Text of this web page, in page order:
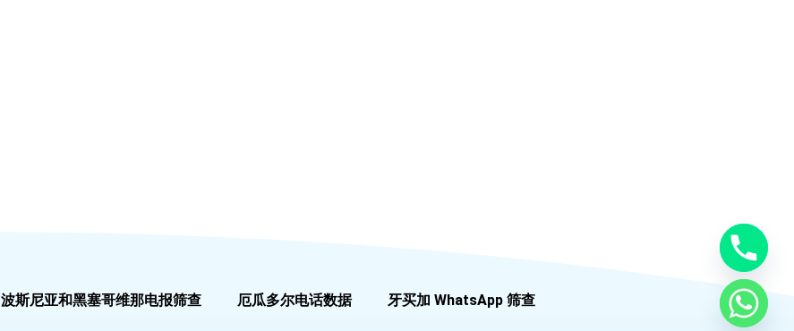
波斯尼亚和黑塞哥维那电报筛查 厄瓜多尔电话数据 牙买加 WhatsApp 筛查